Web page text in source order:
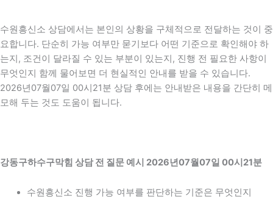
수원흥신소 상담에서는 본인의 상황을 구체적으로 전달하는 것이 중
요합니다. 단순히 가능 여부만 묻기보다 어떤 기준으로 확인해야 하
는지, 조건이 달라질 수 있는 부분이 있는지, 진행 전 필요한 사항이
무엇인지 함께 물어보면 더 현실적인 안내를 받을 수 있습니다.
2026년07월07일 00시21분 상담 후에는 안내받은 내용을 간단히 메
모해 두는 것도 도움이 됩니다.
강동구하수구막힘 상담 전 질문 예시 2026년07월07일 00시21분
수원흥신소 진행 가능 여부를 판단하는 기준은 무엇인지